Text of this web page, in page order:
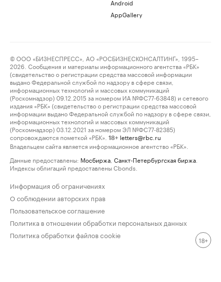
Android
AppGallery
© ООО «БИЗНЕСПРЕСС», АО «РОСБИЗНЕСКОНСАЛТИНГ», 1995–
2026. Сообщения и материалы информационного агентства «РБК»
(свидетельство о регистрации средства массовой информации
выдано Федеральной службой по надзору в сфере связи,
информационных технологий и массовых коммуникаций
(Роскомнадзор) 09.12.2015 за номером ИА №ФС77-63848) и сетевого
издания «РБК» (свидетельство о регистрации средства массовой
информации выдано Федеральной службой по надзору в сфере связи,
информационных технологий и массовых коммуникаций
(Роскомнадзор) 03.12.2021 за номером ЭЛ №ФС77-82385)
сопровождаются пометкой «РБК».
18+ letters@rbc.ru
Владельцем сайта является информационное агентство «РБК».
Данные предоставлены: Мосбиржа Санкт-Петербургская биржа
Индексы облигаций предоставлены Cbonds.
Информация об ограничениях
О соблюдении авторских прав
Пользовательское соглашение
Политика в отношении обработки персональных данных
Политика обработки файлов cookie
18+